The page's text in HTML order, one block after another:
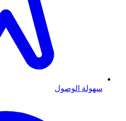
سهولة الوصول